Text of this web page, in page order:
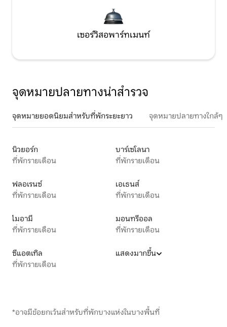
เซอร์วิสอพาร์ทเมนท์
จุดหมายปลายทางน่าสำรวจ
จุดหมายยอดนิยมสำหรับที่พักระยะยาว จุดหมายปลายทางใกล้ๆ
นิวยอร์ก
ที่พักรายเดือน
บาร์เซโลนา
ที่พักรายเดือน
ฟลอเรนซ์
ที่พักรายเดือน
เอเธนส์
ที่พักรายเดือน
ไมอามี
ที่พักรายเดือน
มอนทรีออล
ที่พักรายเดือน
ซีแอตเทิล
ที่พักรายเดือน
แสดงมากขึ้น
*อาจมีข้อยกเว้นสำหรับที่พักบางแห่งในบางพื้นที่